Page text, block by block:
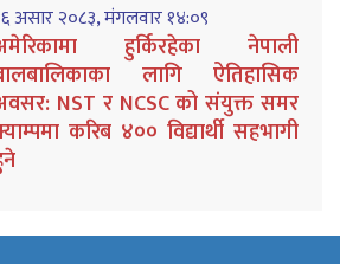
असार २०८३, मंगलवार १४:०९
हुर्किरहेका नेपाली
लागि ऐतिहासिक
NST र NCSC को संयुक्त समर
करिब ४०० विद्यार्थी सहभागी